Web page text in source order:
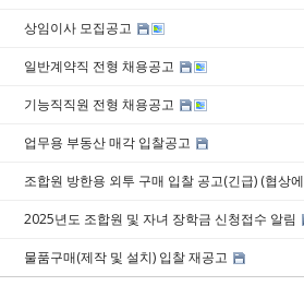
상임이사 모집공고
일반계약직 전형 채용공고
기능직직원 전형 채용공고
업무용 부동산 매각 입찰공고
조합원 방한용 외투 구매 입찰 공고(긴급) (협상
2025년도 조합원 및 자녀 장학금 신청접수 알림
물품구매(제작 및 설치) 입찰 재공고